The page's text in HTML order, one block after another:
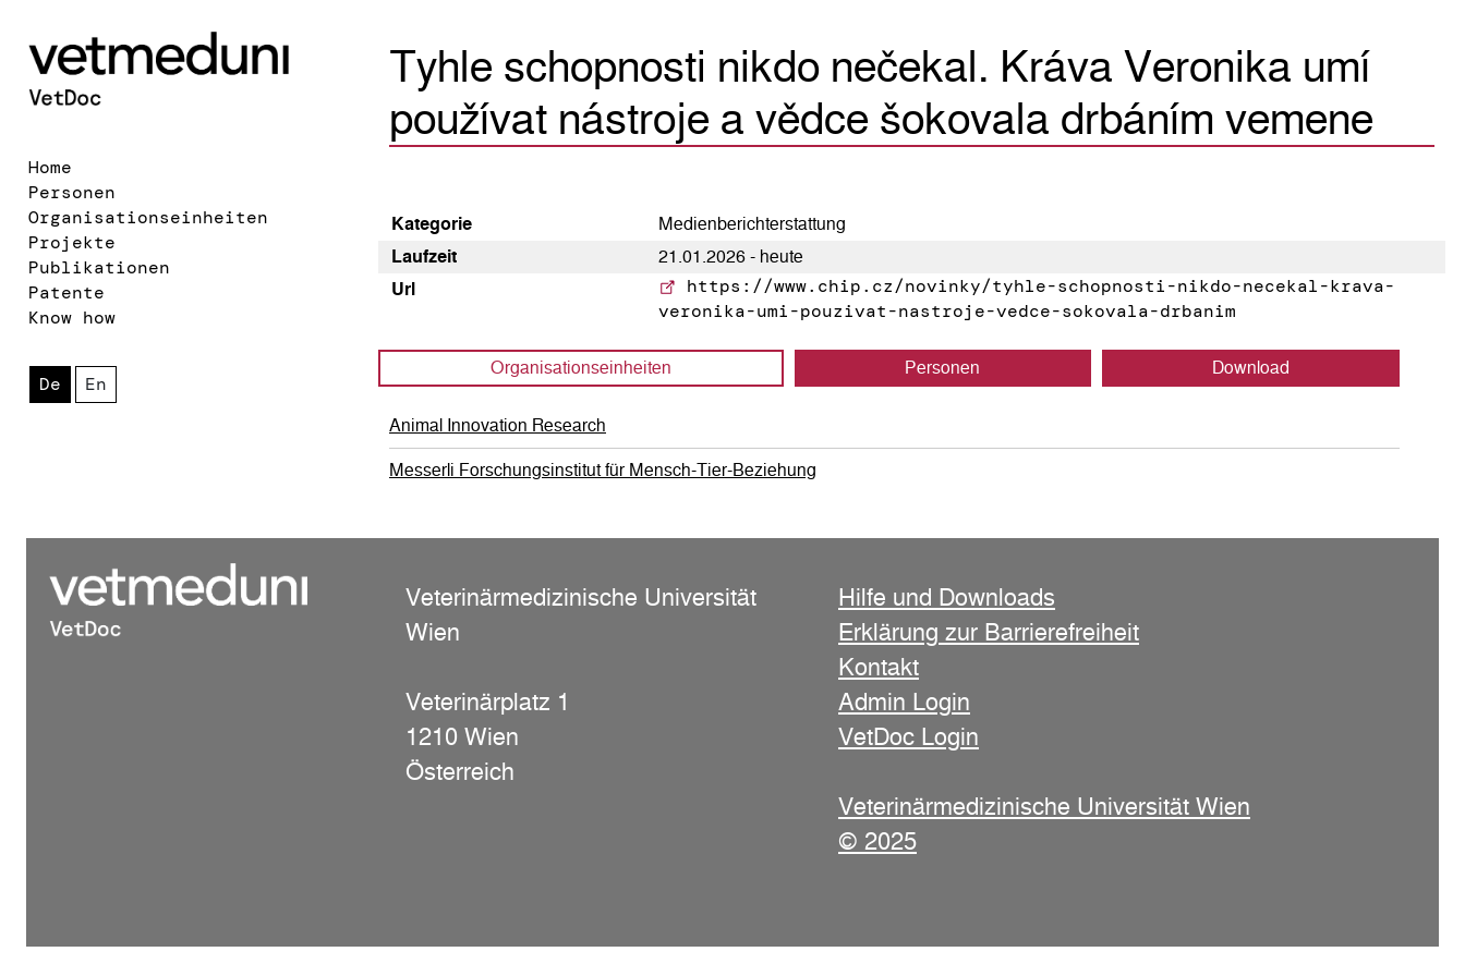
Home
Personen
Organisationseinheiten
Projekte
Publikationen
Patente
Know how
De En
Tyhle schopnosti nikdo nečekal. Kráva Veronika umí
používat nástroje a vědce šokovala drbáním vemene
Kategorie
Medienberichterstattung
Laufzeit
21.01.2026 - heute
Url
https://www.chip.cz/novinky/tyhle-schopnosti-nikdo-necekal-krava-
veronika-umi-pouzivat-nastroje-vedce-sokovala-drbanim
Organisations­einheiten Personen Download
Animal Innovation Research
Messerli Forschungsinstitut für Mensch-Tier-Beziehung
Veterinärmedizinische Universität
Wien
Veterinärplatz 1
1210 Wien
Österreich
Hilfe und Downloads
Erklärung zur Barrierefreiheit
Kontakt
Admin Login
VetDoc Login
Veterinärmedizinische Universität Wien
© 2025